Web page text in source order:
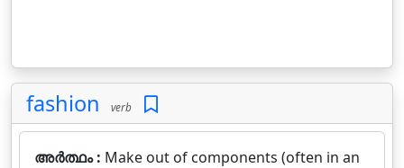
fashion verb
അർത്ഥം : Make out of components (often in an